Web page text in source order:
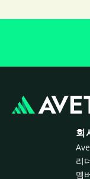
회
리
멤